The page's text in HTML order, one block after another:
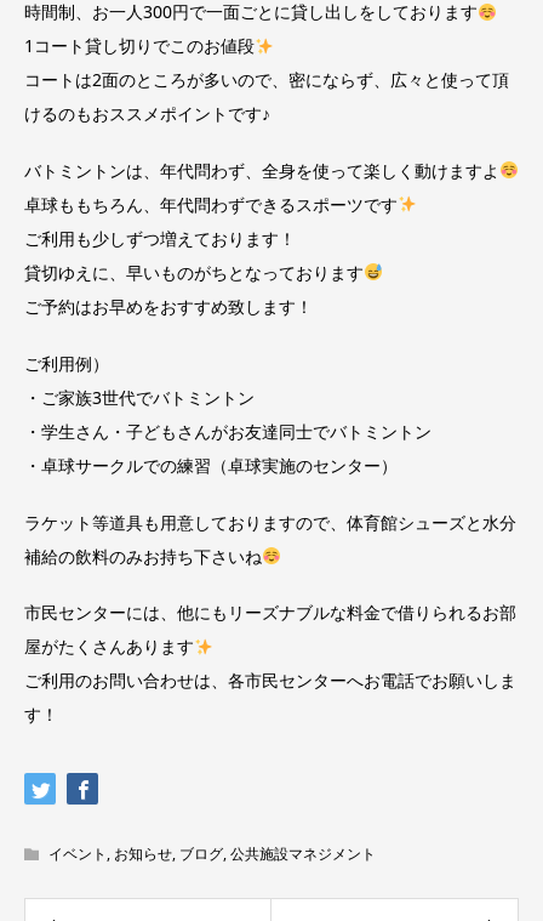
時間制、お一人300円で一面ごとに貸し出しをしております
1コート貸し切りでこのお値段
コートは2面のところが多いので、密にならず、広々と使って頂
けるのもおススメポイントです♪
バトミントンは、年代問わず、全身を使って楽しく動けますよ
卓球ももちろん、年代問わずできるスポーツです
ご利用も少しずつ増えております！
貸切ゆえに、早いものがちとなっております
ご予約はお早めをおすすめ致します！
ご利用例）
・ご家族3世代でバトミントン
・学生さん・子どもさんがお友達同士でバトミントン
・卓球サークルでの練習（卓球実施のセンター）
ラケット等道具も用意しておりますので、体育館シューズと水分
補給の飲料のみお持ち下さいね
市民センターには、他にもリーズナブルな料金で借りられるお部
屋がたくさんあります
ご利用のお問い合わせは、各市民センターへお電話でお願いしま
す！
イベント , お知らせ, ブログ,公共施設マネジメント